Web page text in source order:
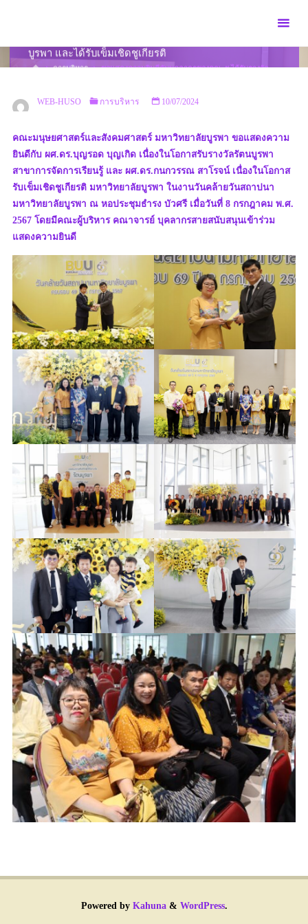
บูรพา และได้รับเข็มเชิดชูเกียรติ
HOMEการบริหาร
ขอแสดงความยินดีกับบุคลากรของคณะฯ ได้รับรางวัล
WEB-HUSO การบริหาร 10/07/2024
คณะมนุษยศาสตร์และสังคมศาสตร์ มหาวิทยาลัยบูรพา ขอแสดงความ
ยินดีกับ ผศ.ดร.บุญรอด บุญเกิด เนื่องในโอกาสรับรางวัลรัตนบูรพา
สาขาการจัดการเรียนรู้ และ ผศ.ดร.กนกวรรณ สาโรจน์ เนื่องในโอกาส
รับเข็มเชิดชูเกียรติ มหาวิทยาลัยบูรพา ในงานวันคล้ายวันสถาปนา
มหาวิทยาลัยบูรพา ณ หอประชุมธำรง บัวศรี เมื่อวันที่ 8 กรกฎาคม พ.ศ.
2567 โดยมีคณะผู้บริหาร คณาจารย์ บุคลากรสายสนับสนุนเข้าร่วม
แสดงความยินดี
Powered byKahuna& WordPress.